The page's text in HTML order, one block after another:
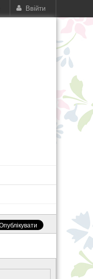
Ввійти